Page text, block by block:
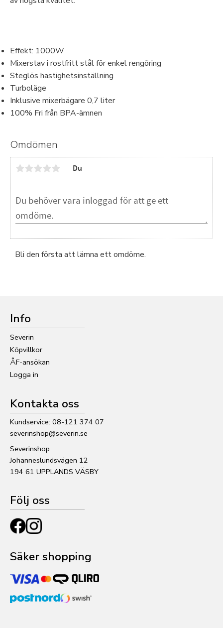
Effekt: 1000W
Mixerstav i rostfritt stål för enkel rengöring
Steglös hastighetsinställning
Turboläge
Inklusive mixerbägare 0,7 liter
100% Fri från BPA-ämnen
Omdömen
Du
Bli den första att lämna ett omdöme.
Info
Severin
Köpvillkor
ÅF-ansökan
Logga in
Kontakta oss
Kundservice: 08-121 374 07
severinshop@severin.se
Severinshop
Johanneslundsvägen 12
194 61 UPPLANDS VÄSBY
Följ oss
Säker shopping